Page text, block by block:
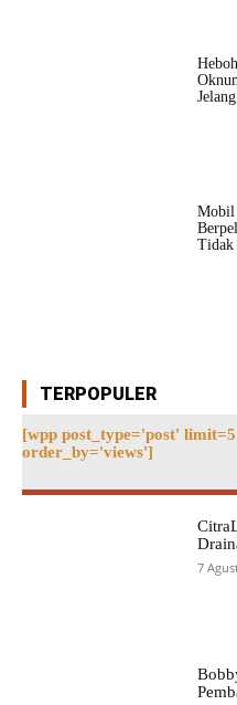
Mobil
Tidak
TERPOPULER
[wpp post_type='post'
order_by='views']
7